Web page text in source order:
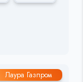
Лаура Газпром